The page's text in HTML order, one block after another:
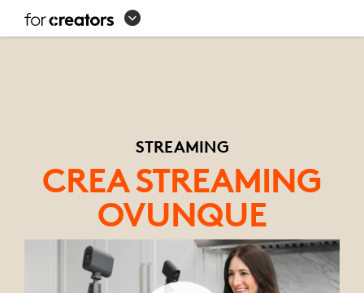
CONFIGURAZIONE
STREAMINGSTREAMING
CREA STREAMING
OVUNQUE